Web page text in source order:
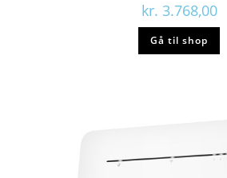
kr. 3.768,00
Gå til shop